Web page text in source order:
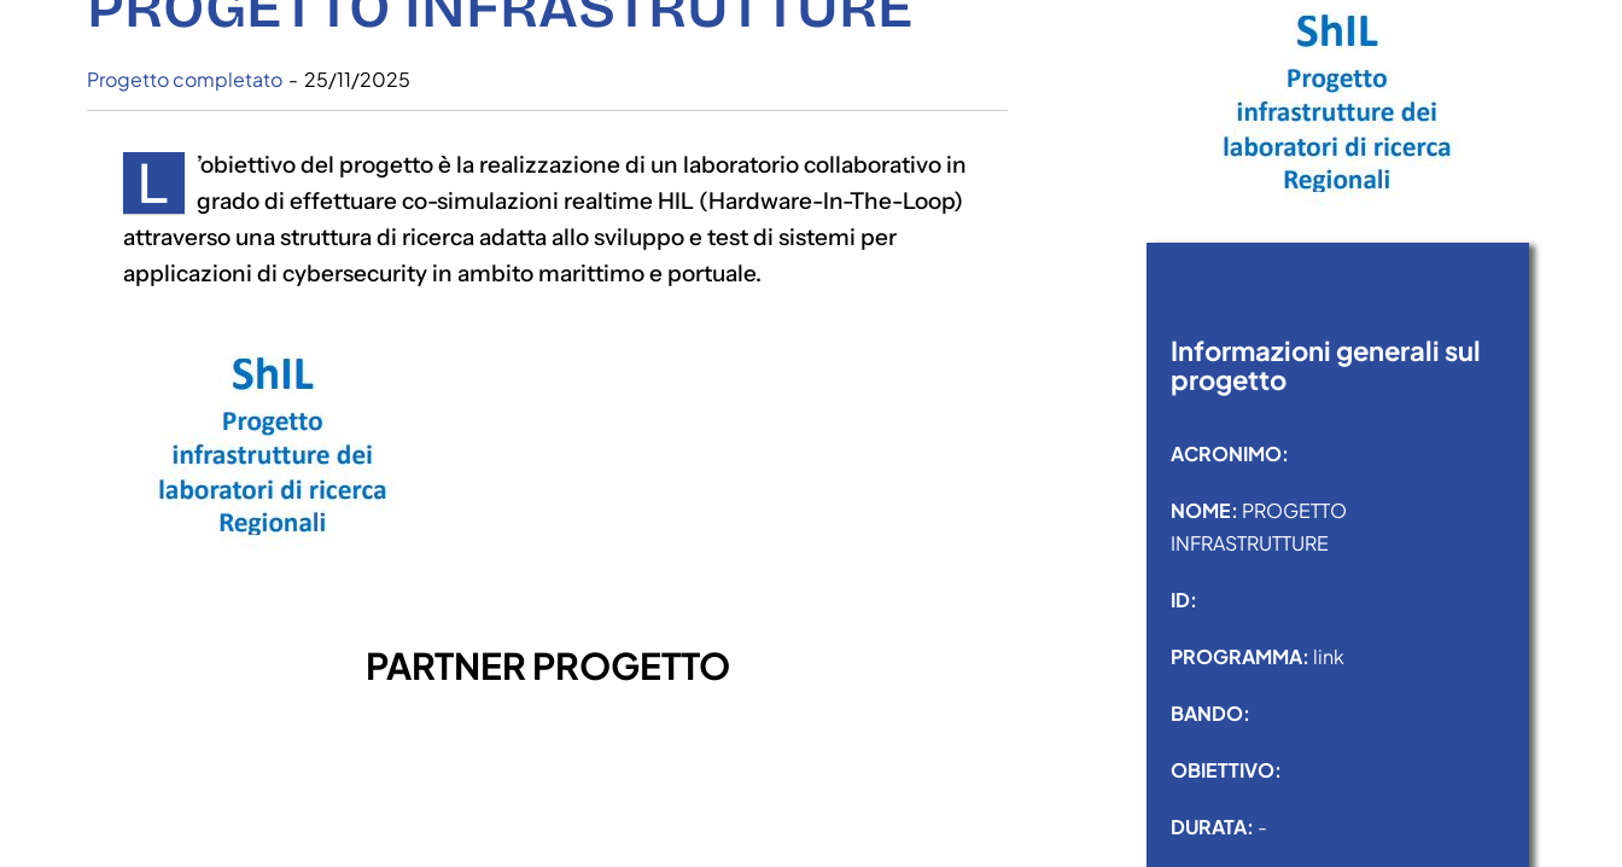
Progetto completato - 25/11/2025
L
’obiettivo del progetto è la realizzazione di un laboratorio collaborativo in
grado di effettuare co-simulazioni realtime HIL (Hardware-In-The-Loop)
attraverso una struttura di ricerca adatta allo sviluppo e test di sistemi per
applicazioni di cybersecurity in ambito marittimo e portuale.
PARTNER PROGETTO
Informazioni generali sul
progetto
ACRONIMO:
NOME: PROGETTO
INFRASTRUTTURE
ID:
PROGRAMMA: link
BANDO:
OBIETTIVO:
DURATA: -